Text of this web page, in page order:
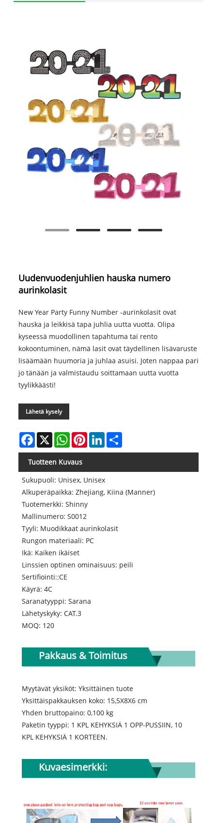
Uudenvuodenjuhlien hauska numero
aurinkolasit
New Year Party Funny Number -aurinkolasit ovat
hauska ja leikkisä tapa juhlia uutta vuotta. Olipa
kyseessä muodollinen tapahtuma tai rento
kokoontuminen, nämä lasit ovat täydellinen lisävaruste
lisäämään huumoria ja juhlaa asuisi. Joten nappaa pari
jo tänään ja valmistaudu soittamaan uutta vuotta
tyylikkäästi!
Lähetä kysely
Facebook
X WhatsAppPinterestLinkedInShare
Tuotteen Kuvaus
Sukupuoli: Unisex, Unisex
Alkuperäpaikka: Zhejiang, Kiina (Manner)
Tuotemerkki: Shinny
Mallinumero: S0012
Tyyli: Muodikkaat aurinkolasit
Rungon materiaali: PC
Ikä: Kaiken ikäiset
Linssien optinen ominaisuus: peili
Sertifiointi::CE
Käyrä: 4C
Saranatyyppi: Sarana
Lähetyskyky: CAT.3
MOQ: 120
Pakkaus & Toimitus
Myytävät yksiköt: Yksittäinen tuote
Yksittäispakkauksen koko: 15,5X8X6 cm
Yhden bruttopaino: 0,100 kg
Paketin tyyppi: 1 KPL KEHYKSIÄ 1 OPP-PUSSIIN, 10
KPL KEHYKSIÄ 1 KORTEEN.
Kuvaesimerkki: